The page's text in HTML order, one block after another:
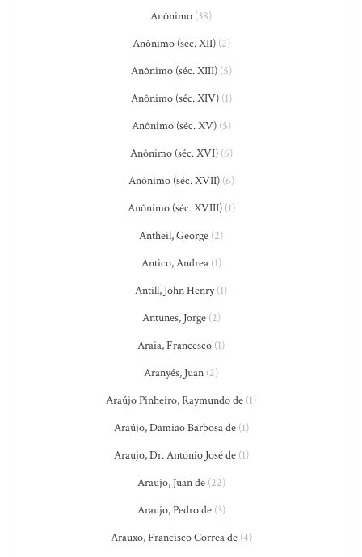
Anônimo (38)
Anônimo (séc. XII)(2)
Anônimo (séc. XIII)(5)
Anônimo (séc. XIV)(1)
Anônimo (séc. XV)(5)
Anônimo (séc. XVI)(6)
Anônimo (séc. XVII)(6)
Anônimo (séc. XVIII)(1)
Antheil, George (2)
Antico, Andrea(1)
Antill, John Henry(1)
Antunes, Jorge(2)
Araia, Francesco (1)
Aranyés, Juan (2)
Araújo Pinheiro, Raymundo de (1)
Araújo, Damião Barbosa de(1)
Araujo, Dr. Antonio José de(1)
Araujo, Juan de(22)
Araujo, Pedro de(3)
Arauxo, Francisco Correa de(4)